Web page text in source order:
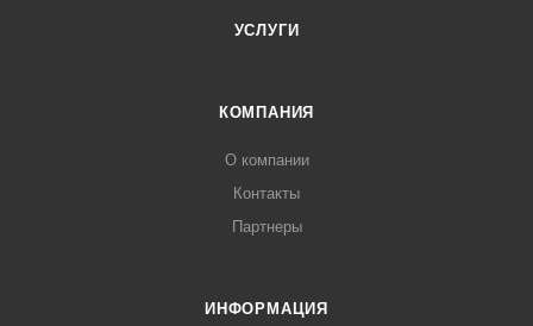
УСЛУГИ
КОМПАНИЯ
О компании
Контакты
Партнеры
ИНФОРМАЦИЯ